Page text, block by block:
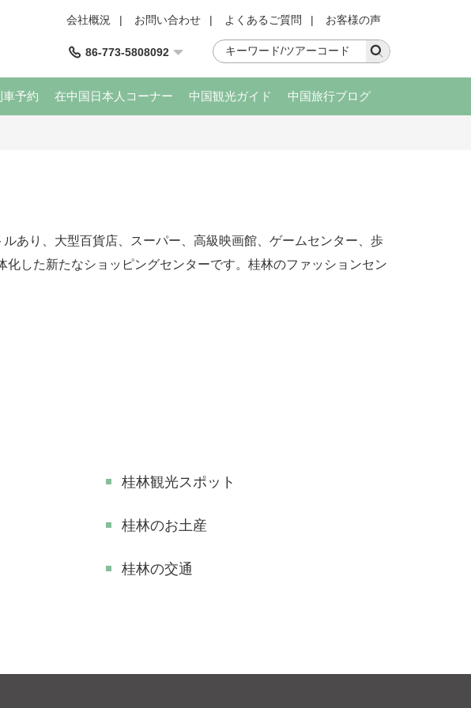
会社概況 | お問い合わせ | よくあるご質問 | お客様の声
86-773-5808092
車予約 在中国日本人コーナー 中国観光ガイド 中国旅行ブログ
あり、大型百貨店、スーパー、高級映画館、ゲームセンター、歩
した新たなショッピングセンターです。桂林のファッションセン
桂林観光スポット
桂林のお土産
桂林の交通